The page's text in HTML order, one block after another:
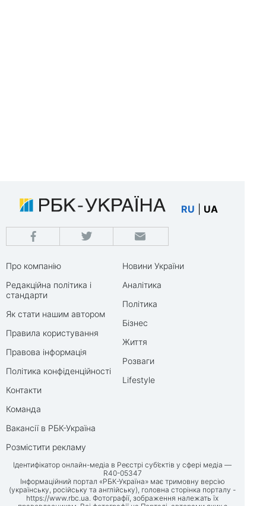
RU UA
Про компанію
Редакційна політика і
стандарти
Як стати нашим автором
Правила користування
Правова інформація
Політика конфіденційності
Контакти
Команда
Вакансії в РБК-Україна
Розмістити рекламу
Новини України
Аналітика
Політика
Бізнес
Життя
Розваги
Lifestyle
Ідентифікатор онлайн-медіа в Реєстрі суб’єктів у сфері медіа —
R40-05347
Інформаційний портал «РБК-Україна» має тримовну версію
(українську, російську та англійську), головна сторінка порталу -
https://www.rbc.ua. Фотографії, зображення належать їх